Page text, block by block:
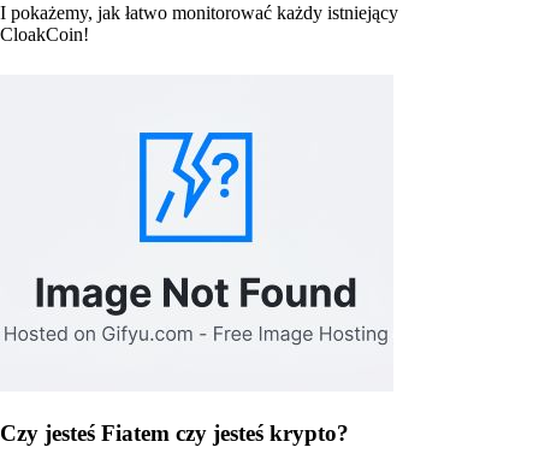
I pokażemy, jak łatwo monitorować każdy istniejący
CloakCoin!
Czy jesteś Fiatem czy jesteś krypto?